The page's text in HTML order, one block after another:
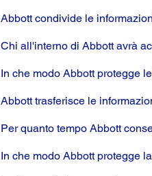
Abbott condivide le
Chi all'interno di Abbott avrà
In che modo Abbott protegge
Abbott trasferisce le
Per quanto tempo Abbott
In che modo Abbott protegge